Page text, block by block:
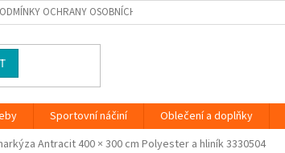
OCHRANY OSOBNÍCH ÚDAJŮ
Sportovní náčiní Oblečení a doplňky
Antracit 400 × 300 cm Polyester a hliník 3330504